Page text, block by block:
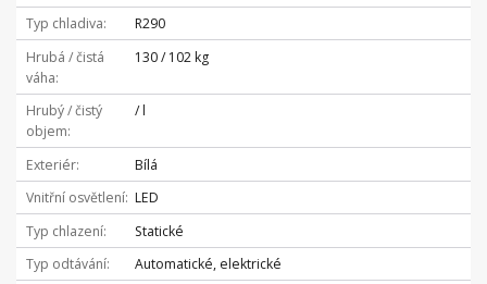
Typ chladiva
R290
Hrubá / čistá
váha
130 / 102 kg
Hrubý / čistý
objem
/ l
Exteriér
Bílá
Vnitřní osvětlení LED
Typ chlazení
Statické
Typ odtávání
Automatické, elektrické